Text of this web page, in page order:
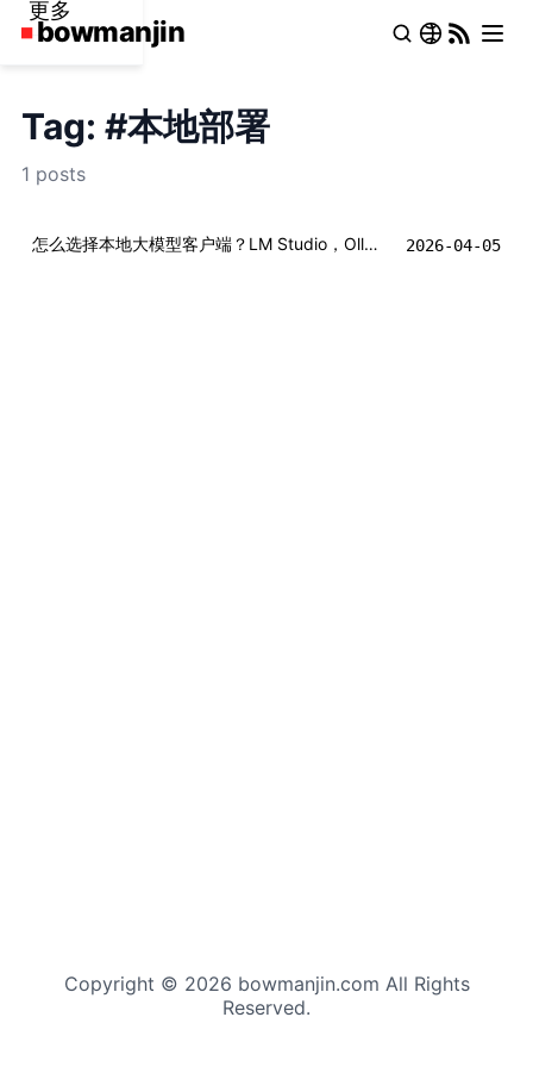
更多
Tag: #本地部署
1 posts
怎么选择本地大模型客户端？LM Studio，Ollama，vLLM？ 2026-04-05
Copyright © 2026 bowmanjin.com All Rights
Reserved.